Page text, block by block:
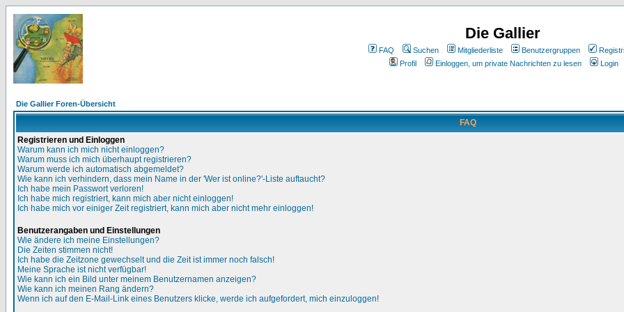
Die Gallier
FAQ Suchen Mitgliederliste Benutzergruppen
Profil
Einloggen, um private Nachrichten zu lesen Login
Die Gallier Foren-Übersicht
FAQ
Registrieren und Einloggen
Warum kann ich mich nicht einloggen?
Warum muss ich mich überhaupt registrieren?
Warum werde ich automatisch abgemeldet?
Wie kann ich verhindern, dass mein Name in der 'Wer ist online?'-Liste auftaucht?
Ich habe mein Passwort verloren!
Ich habe mich registriert, kann mich aber nicht einloggen!
Ich habe mich vor einiger Zeit registriert, kann mich aber nicht mehr einloggen!
Benutzerangaben und Einstellungen
Wie ändere ich meine Einstellungen?
Die Zeiten stimmen nicht!
Ich habe die Zeitzone gewechselt und die Zeit ist immer noch falsch!
Meine Sprache ist nicht verfügbar!
Wie kann ich ein Bild unter meinem Benutzernamen anzeigen?
Wie kann ich meinen Rang ändern?
Wenn ich auf den E-Mail-Link eines Benutzers klicke, werde ich aufgefordert, mich einzuloggen!